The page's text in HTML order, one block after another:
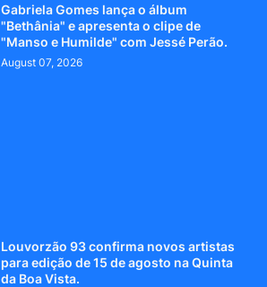
Gabriela Gomes lança o álbum
"Bethânia" e apresenta o clipe de
"Manso e Humilde" com Jessé Perão.
August 07, 2026
Louvorzão 93 confirma novos artistas
para edição de 15 de agosto na Quinta
da Boa Vista.